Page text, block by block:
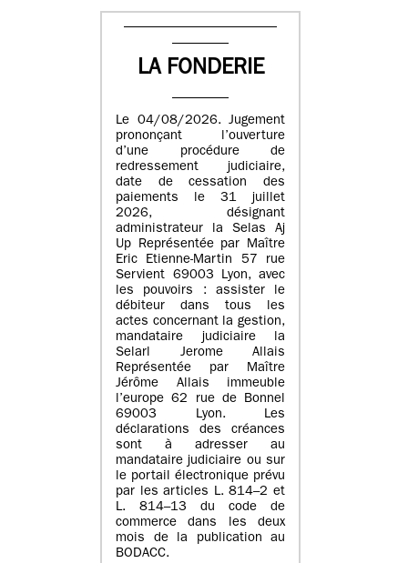
LA FONDERIE
Le 04/08/2026. Jugement
prononçant l’ouverture
d’une procédure de
redressement judiciaire,
date de cessation des
paiements le 31 juillet
2026, désignant
administrateur la Selas Aj
Up Représentée par Maître
Eric Etienne-Martin 57 rue
Servient 69003 Lyon, avec
les pouvoirs : assister le
débiteur dans tous les
actes concernant la gestion,
mandataire judiciaire la
Selarl Jerome Allais
Représentée par Maître
Jérôme Allais immeuble
l’europe 62 rue de Bonnel
69003 Lyon. Les
déclarations des créances
sont à adresser au
mandataire judiciaire ou sur
le portail électronique prévu
par les articles L. 814–2 et
L. 814–13 du code de
commerce dans les deux
mois de la publication au
BODACC.